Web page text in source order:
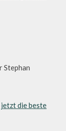
Stephan
die beste